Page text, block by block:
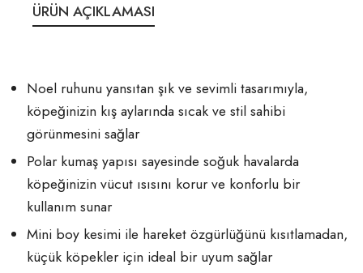
ÜRÜN AÇIKLAMASI
Noel ruhunu yansıtan şık ve sevimli tasarımıyla,
köpeğinizin kış aylarında sıcak ve stil sahibi
görünmesini sağlar
Polar kumaş yapısı sayesinde soğuk havalarda
köpeğinizin vücut ısısını korur ve konforlu bir
kullanım sunar
Mini boy kesimi ile hareket özgürlüğünü kısıtlamadan,
küçük köpekler için ideal bir uyum sağlar